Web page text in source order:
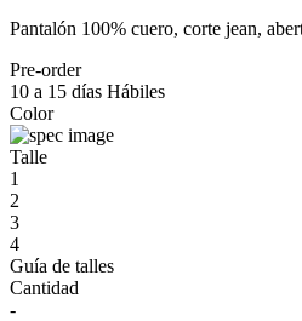
Pantalón 100% cuero, corte jean,
Pre-order
10 a 15 días Hábiles
Color
Talle
1
2
3
4
Guía de talles
Cantidad
-